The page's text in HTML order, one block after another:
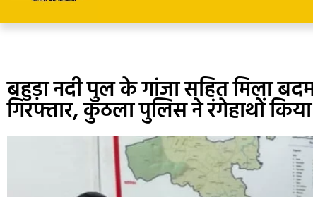
बहुड़ा नदी पुल के गांजा सहित मिला
गिरफ्तार, कुठला पुलिस ने रंगेहाथों